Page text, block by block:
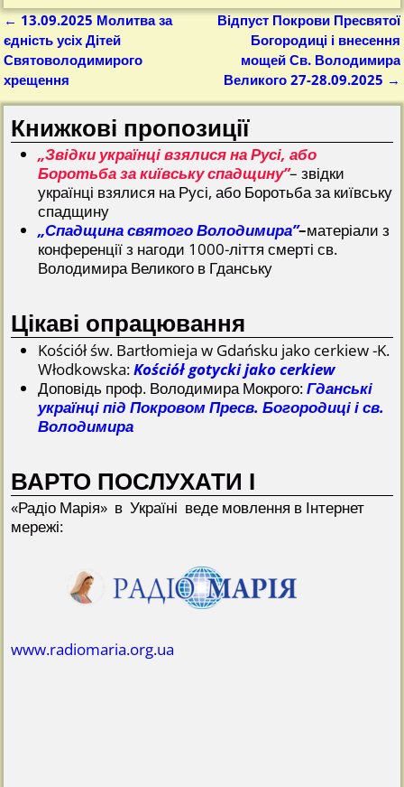
Nawigacja
← 13.09.2025 Молитва за
єдність усіх Дітей
Святоволодимирого
хрещення
Відпуст Покрови Пресвятої
Богородиці і внесення
мощей Св. Володимира
Великого 27-28.09.2025 →
Книжкові пропозиції
„Звідки українці взялися на Русі, або
Боротьба за київську спадщину”– звідки
українці взялися на Русі, або Боротьба за київську
спадщину
„Спадщина святого Володимира”–матеріали з
конференції з нагоди 1000-ліття смерті св.
Володимира Великого в Гданську
Цікаві опрацювання
Kościół św. Bartłomieja w Gdańsku jako cerkiew -K.
Włodkowska:Kościół gotycki jako cerkiew
Доповідь проф. Володимира Мокрого:Гданські
українці під Покровом Пресв. Богородиці і св.
Володимира
ВАРТО ПОСЛУХАТИ І
«Радіо Марія» в Україні веде мовлення в Інтернет
мережі:
www.radiomaria.org.ua